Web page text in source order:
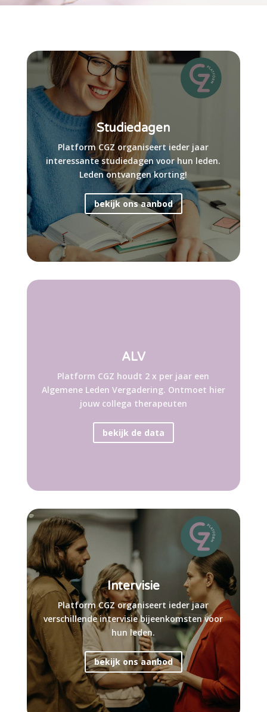
Studiedagen
Platform CGZ organiseert ieder jaar
interessante studiedagen voor hun leden.
Leden ontvangen korting!
bekijk ons aanbod
ALV
Platform CGZ houdt 2 x per jaar een
Algemene Leden Vergadering. Ontmoet hier
jouw collega therapeuten
bekijk de data
Intervisie
Platform CGZ organiseert ieder jaar
verschillende intervisie bijeenkomsten voor
hun leden.
bekijk ons aanbod